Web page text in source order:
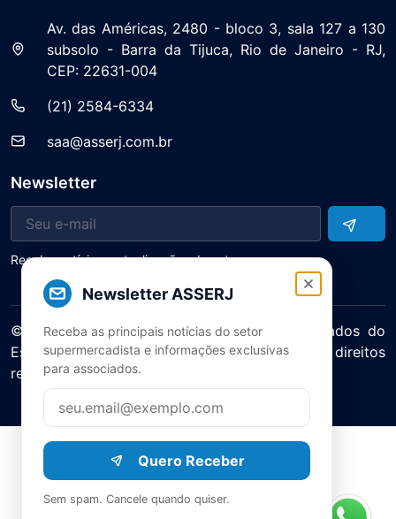
Newsletter ASSERJ
Receba as principais notícias do setor
supermercadista e informações exclusivas
para associados.
Quero Receber
Sem spam. Cancele quando quiser.
Av. das Américas, 2480 - bloco 3, sala 127 a 130
subsolo - Barra da Tijuca, Rio de Janeiro - RJ,
CEP: 22631-004
(21) 2584-6334
saa@asserj.com.br
Newsletter
Receba notícias e atualizações do setor
© 2025 ASERJ – Associação de Supermercados do
Estado do Rio de Janeiro. Todos os direitos
reservados.
Política de Privacidade Termos de Uso